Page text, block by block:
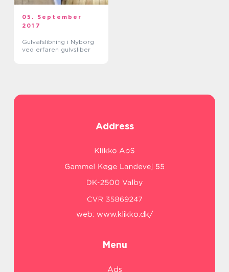
05. September
2017
Gulvafslibning i Nyborg
ved erfaren gulvsliber
Address
web: www.klikko.dk/
Menu
Ads